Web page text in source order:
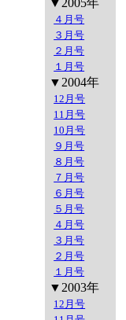
▼2005年
４月号
３月号
２月号
１月号
▼2004年
12月号
11月号
10月号
９月号
８月号
７月号
６月号
５月号
４月号
３月号
２月号
１月号
▼2003年
12月号